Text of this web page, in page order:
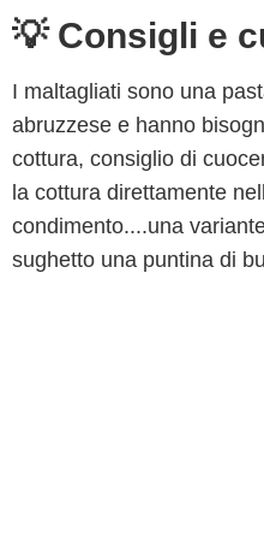
💡 Consigli e
I maltagliati sono una
abruzzese e hanno
cottura, consiglio di
la cottura direttamente
condimento....una
sughetto una puntina di